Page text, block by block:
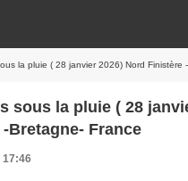
la pluie ( 28 janvier 2026) Nord Finistère
sous la pluie ( 28
Bretagne- France
17:46